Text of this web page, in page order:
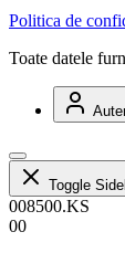
Politica de
Toate datele
Toggle
008500.KS
00